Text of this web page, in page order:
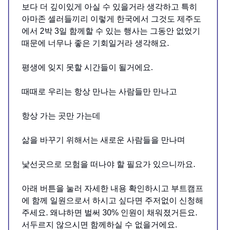
보다 더 깊이있게 아실 수 있을거라 생각하고 특히
아마존 셀러들끼리 이렇게 한국에서 그것도 제주도
에서 2박 3일 함께할 수 있는 행사는 그동안 없었기
때문에 너무나 좋은 기회일거라 생각해요.
평생에 잊지 못할 시간들이 될거에요.
때때로 우리는 항상 만나는 사람들만 만나고
항상 가는 곳만 가는데
삶을 바꾸기 위해서는 새로운 사람들을 만나며
낯선곳으로 모험을 떠나야 할 필요가 있으니까요.
아래 버튼을 눌러 자세한 내용 확인하시고 부트캠프
에 함께 일원으로서 하시고 싶다면 주저없이 신청해
주세요. 왜냐하면 벌써 30% 인원이 채워졌거든요.
서두르지 않으시면 함께하실 수 없을거에요.